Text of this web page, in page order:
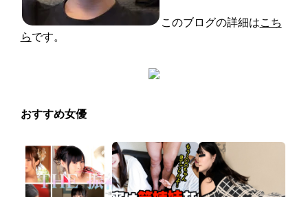
このブログの詳細はこち
らです。
おすすめ女優